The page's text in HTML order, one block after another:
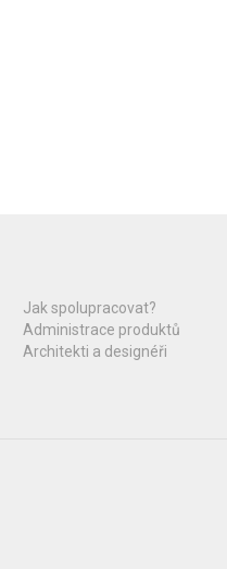
Jak spolupracovat?
Administrace produktů
Architekti a designéři